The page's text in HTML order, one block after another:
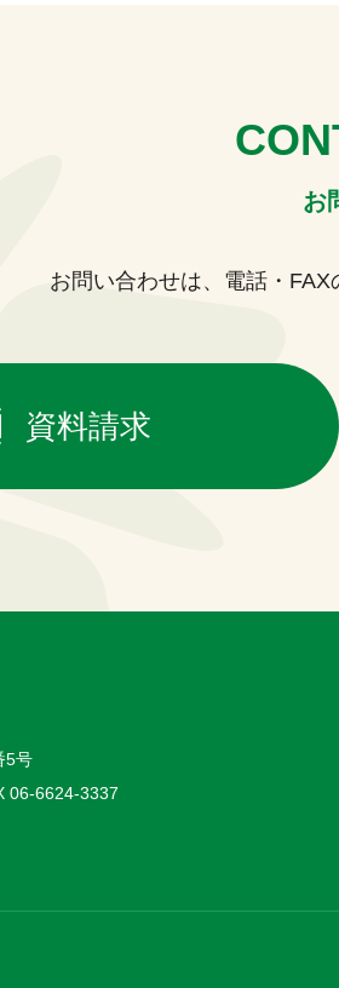
お
お問い合わせは、電話・FAX
資料請求
5号
06-6624-3337